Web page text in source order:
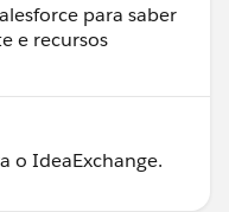
para saber
e recursos
o IdeaExchange.